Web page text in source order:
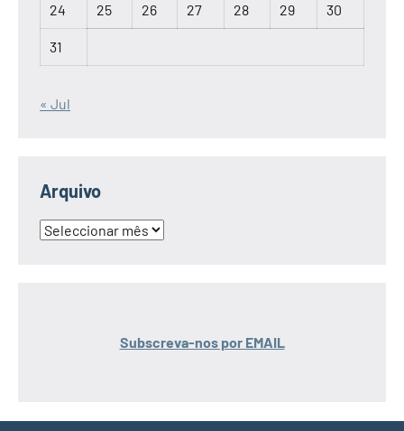
24 25 26 27 28 29 30
31
« Jul
Arquivo
Arquivo
Subscreva-nos por EMAIL